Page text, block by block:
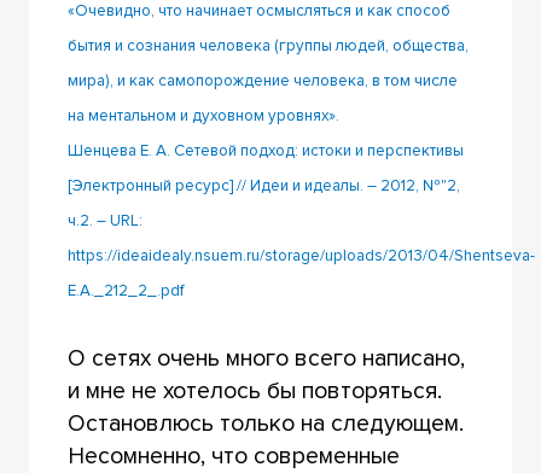
«Очевидно, что начинает осмысляться и как способ
бытия и сознания человека (группы людей, общества,
мира), и как самопорождение человека, в том числе
на ментальном и духовном уровнях».
Шенцева Е. А. Сетевой подход: истоки и перспективы
[Электронный ресурс] // Идеи и идеалы. – 2012, №"2,
ч.2. – URL:
https://ideaidealy.nsuem.ru/storage/uploads/2013/04/Shentseva-
E.A._212_2_.pdf
О сетях очень много всего написано,
и мне не хотелось бы повторяться.
Остановлюсь только на следующем.
Несомненно, что современные